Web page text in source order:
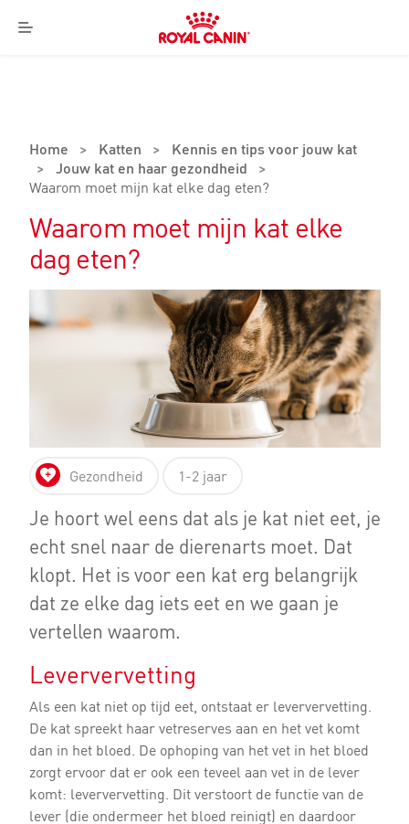
Menu
Royal
Canin
Home > Katten >
Kennis en tips voor jouw kat
> Jouw kat en haar gezondheid
>
Waarom moet mijn kat elke dag eten?
Waarom moet mijn kat elke
dag eten?
Gezondheid 1-2 jaar
Je hoort wel eens dat als je kat niet eet, je
echt snel naar de dierenarts moet. Dat
klopt. Het is voor een kat erg belangrijk
dat ze elke dag iets eet en we gaan je
vertellen waarom.
Leververvetting
Als een kat niet op tijd eet, ontstaat er leververvetting.
De kat spreekt haar vetreserves aan en het vet komt
dan in het bloed. De ophoping van het vet in het bloed
zorgt ervoor dat er ook een teveel aan vet in de lever
komt: leververvetting. Dit verstoort de functie van de
lever (die ondermeer het bloed reinigt) en daardoor